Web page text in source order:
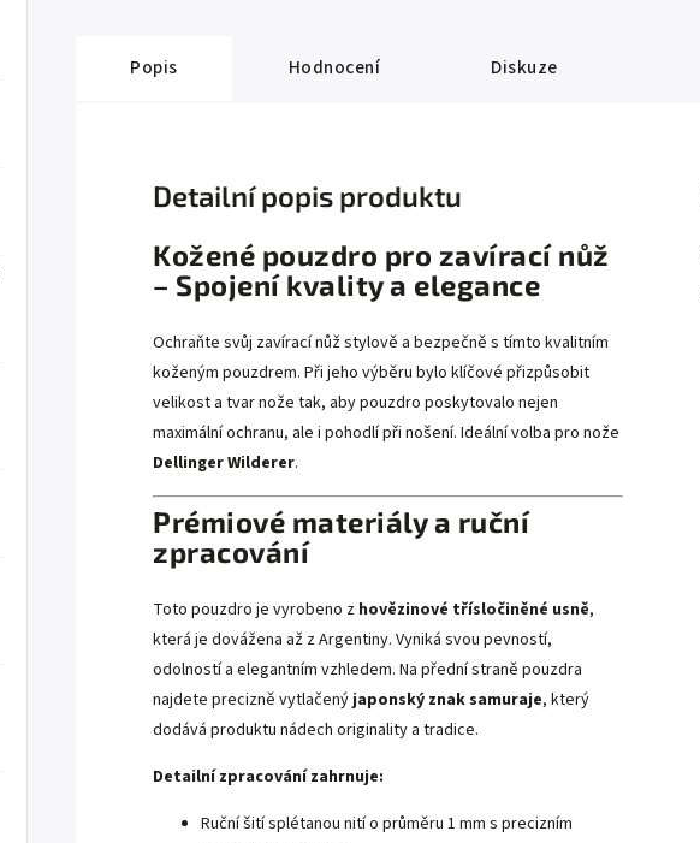
Popis Hodnocení Diskuze
Detailní popis produktu
Kožené pouzdro pro zavírací nůž
– Spojení kvality a elegance
Ochraňte svůj zavírací nůž stylově a bezpečně s tímto kvalitním
koženým pouzdrem. Při jeho výběru bylo klíčové přizpůsobit
velikost a tvar nože tak, aby pouzdro poskytovalo nejen
maximální ochranu, ale i pohodlí při nošení. Ideální volba pro nože
Dellinger Wilderer.
Prémiové materiály a ruční
zpracování
Toto pouzdro je vyrobeno z hovězinové třísločiněné usně,
která je dovážena až z Argentiny. Vyniká svou pevností,
odolností a elegantním vzhledem. Na přední straně pouzdra
najdete precizně vytlačený japonský znak samuraje, který
dodává produktu nádech originality a tradice.
Detailní zpracování zahrnuje:
Ruční šití splétanou nití o průměru 1 mm s precizním